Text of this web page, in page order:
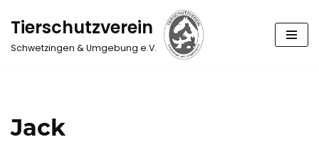
Zum
Inhalt
Tierschutzverein
Schwetzingen & Umgebung e.V.
Jack